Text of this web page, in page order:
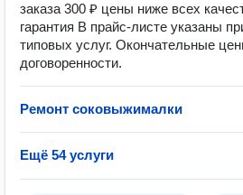
заказа 300 ₽ цены ниже всех
гарантия В прайс-листе указаны
типовых услуг. Окончательные
договоренности.
Ремонт соковыжималки
Ещё 54 услуги